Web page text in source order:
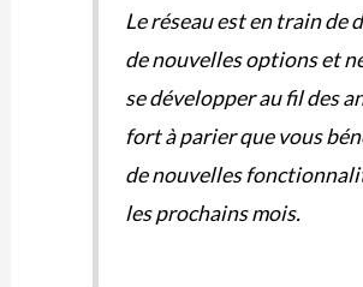
Le réseau est en train de
de nouvelles options et
se développer au fil des
fort à parier que vous
de nouvelles
les prochains mois.